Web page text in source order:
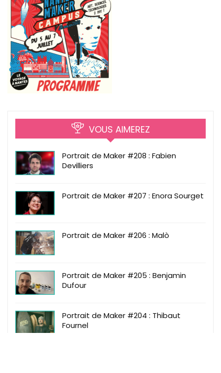
VOUS AIMEREZ
Portrait de Maker #208 : Fabien
Devilliers
Portrait de Maker #207 : Enora Sourget
Portrait de Maker #206 : Malò
Portrait de Maker #205 : Benjamin
Dufour
Portrait de Maker #204 : Thibaut
Fournel